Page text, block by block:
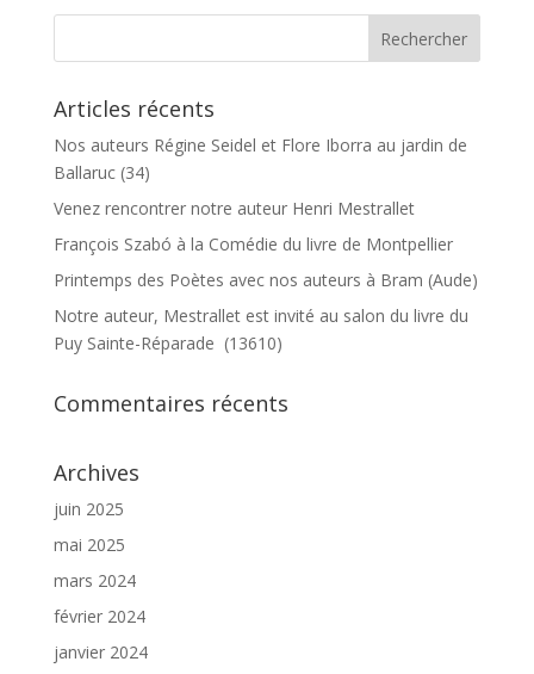
Articles récents
Nos auteurs Régine Seidel et Flore Iborra au jardin de
Ballaruc (34)
Venez rencontrer notre auteur Henri Mestrallet
François Szabó à la Comédie du livre de Montpellier
Printemps des Poètes avec nos auteurs à Bram (Aude)
Notre auteur, Mestrallet est invité au salon du livre du
Puy Sainte-Réparade (13610)
Commentaires récents
Archives
juin 2025
mai 2025
mars 2024
février 2024
janvier 2024